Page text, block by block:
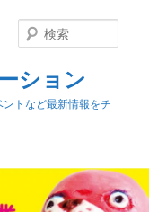
ション
トなど最新情報をチ
索